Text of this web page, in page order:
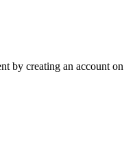
by creating an account on